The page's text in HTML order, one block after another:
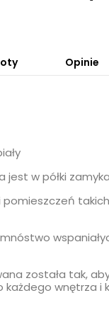
Opinie
jest w półki
została tak,
wnętrza i